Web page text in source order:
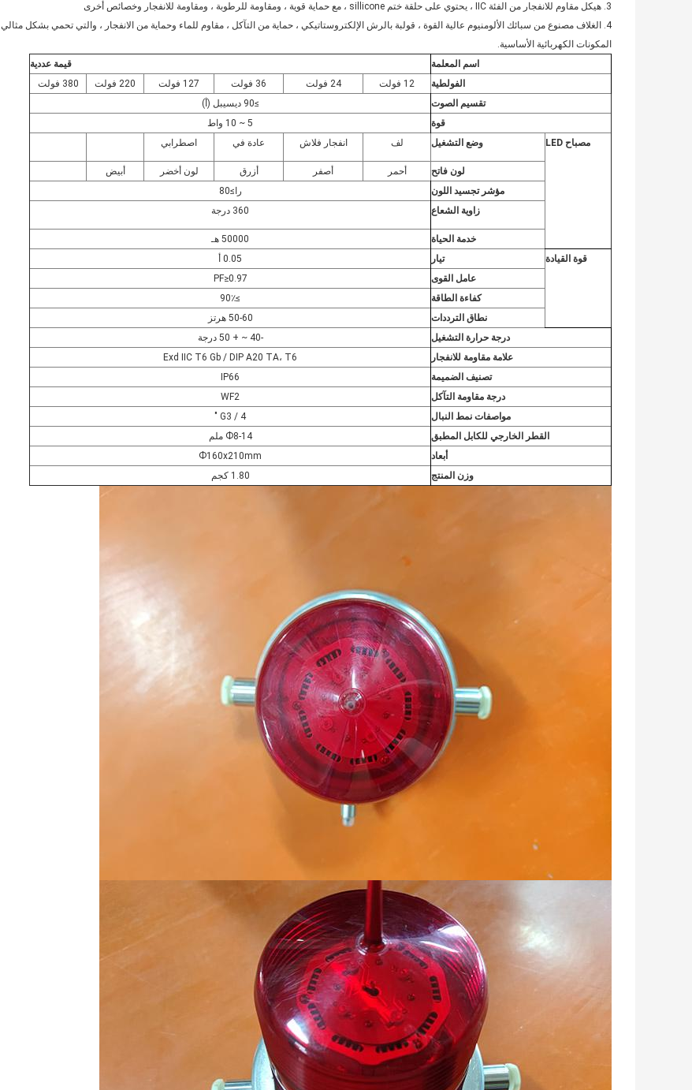
3. هيكل مقاوم للانفجار من الفئة IIC ، يحتوي على حلقة ختم sillicone ، مع حماية قوية ، ومقاومة للرطوبة ، ومقاومة للانفجار وخصائص أخرى
4. الغلاف مصنوع من سبائك الألومنيوم عالية القوة ، قولبة بالرش الإلكتروستاتيكي ، حماية من التآكل ، مقاوم للماء وحماية من الانفجار ، والتي تحمي بشكل مثالي
المكونات الكهربائية الأساسية.
اسم المعلمة
قيمة عددية
الفولطية
12 فولت 24 فولت 36 فولت 127 فولت 220 فولت
380 فولت
تقسيم الصوت
≥90 ديسيبل (أ)
قوة
5 ~ 10 واط
مصباح LED
وضع التشغيل لف انفجار فلاش عادة في اصطرابي
لون فاتح أحمر أصفر أزرق لون أخضر
أبيض
مؤشر تجسيد اللون
را≥80
زاوية الشعاع
360 درجة
خدمة الحياة
50000 هـ
قوة القيادة
تيار
0.05 أ
عامل القوى
PF≥0.97
كفاءة الطاقة
≥90٪
نطاق الترددات
50-60 هرتز
درجة حرارة التشغيل
-40 ~ + 50 درجة
علامة مقاومة للانفجار
Exd IIC T6 Gb / DIP A20 TA، T6
تصنيف الضميمة
IP66
درجة مقاومة التآكل
WF2
مواصفات نمط النبال
G3 / 4 "
القطر الخارجي للكابل المطبق
Ф8-14 ملم
أبعاد
Ф160x210mm
وزن المنتج
1.80 كجم